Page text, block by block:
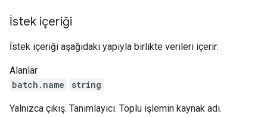
İstek içeriği
İstek içeriği aşağıdaki yapıyla birlikte verileri içerir:
Alanlar
batch.name
string
Yalnızca çıkış. Tanımlayıcı. Toplu işlemin kaynak adı.